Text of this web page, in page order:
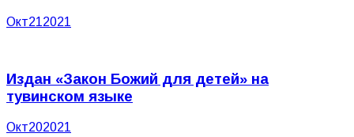
Окт212021
Издан «Закон Божий для детей» на
тувинском языке
Окт202021